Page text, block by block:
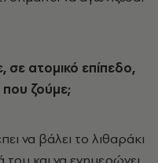
ατομικό επίπεδο,
που ζούμε;
να βάλει το λιθαράκι